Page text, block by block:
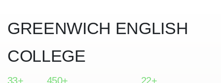
GREENWICH ENGLISH
COLLEGE
33+ 450+ 22+